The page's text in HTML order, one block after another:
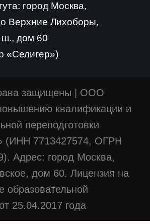
город Москва,
Верхние Лихоборы,
ш., дом 60
«Селигер»)
защищены
ООО
квалификации и
переподготовки
(ИНН 7713427574, ОГРН
Адрес: город Москва,
дом 60. Лицензия на
образовательной
25.04.2017 года